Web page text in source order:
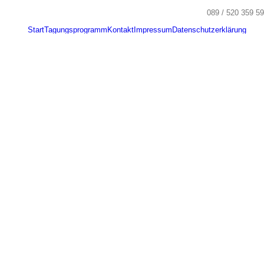
089 / 520 359 59
StartTagungsprogramm Kontakt Impressum Datenschutzerklärung